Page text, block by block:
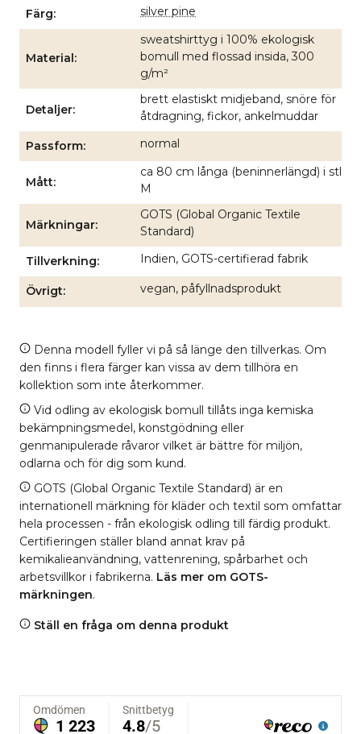
Färg silver pine
Material
sweatshirttyg i 100% ekologisk
bomull med flossad insida, 300
g/m²
Detaljer
brett elastiskt midjeband, snöre för
åtdragning, fickor, ankelmuddar
Passform normal
Mått
ca 80 cm långa (beninnerlängd) i stl
M
Märkningar
GOTS (Global Organic Textile
Standard)
Tillverkning Indien, GOTS-certifierad fabrik
Övrigt vegan, påfyllnadsprodukt
Denna modell fyller vi på så länge den tillverkas. Om
den finns i flera färger kan vissa av dem tillhöra en
kollektion som inte återkommer.
Vid odling av ekologisk bomull tillåts inga kemiska
bekämpningsmedel, konstgödning eller
genmanipulerade råvaror vilket är bättre för miljön,
odlarna och för dig som kund.
GOTS (Global Organic Textile Standard) är en
internationell märkning för kläder och textil som omfattar
hela processen - från ekologisk odling till färdig produkt.
Certifieringen ställer bland annat krav på
kemikalieanvändning, vattenrening, spårbarhet och
arbetsvillkor i fabrikerna. Läs mer om GOTS-
märkningen.
Ställ en fråga om denna produkt